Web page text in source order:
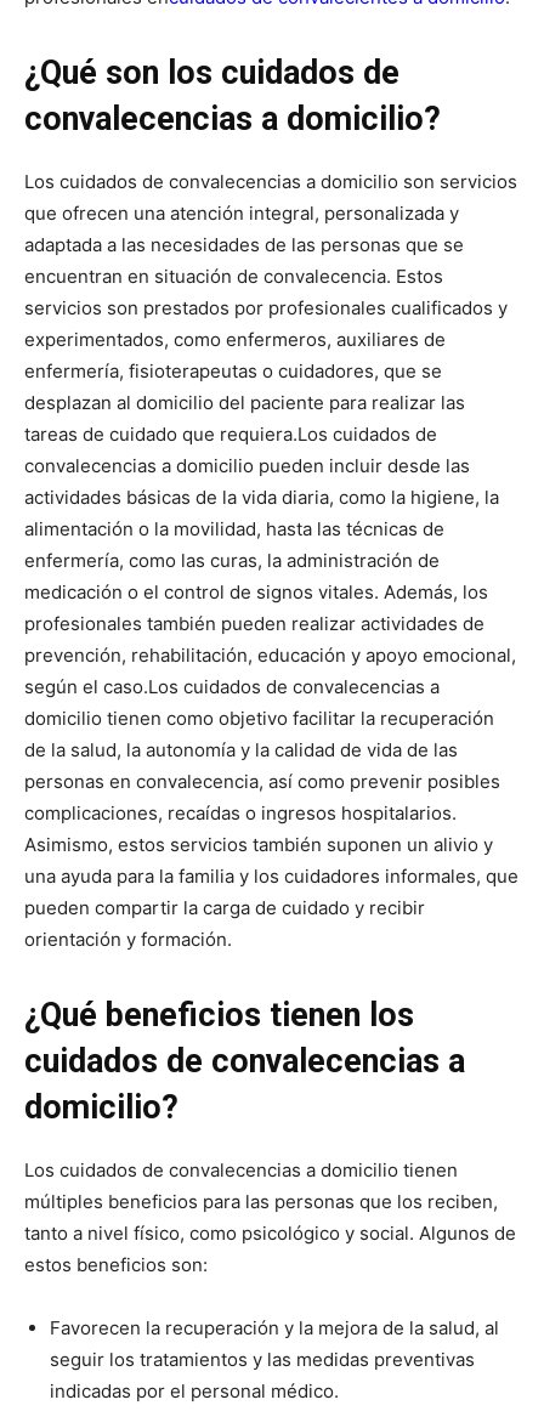
¿Qué son los cuidados de
convalecencias a domicilio?
Los cuidados de convalecencias a domicilio son servicios
que ofrecen una atención integral, personalizada y
adaptada a las necesidades de las personas que se
encuentran en situación de convalecencia. Estos
servicios son prestados por profesionales cualificados y
experimentados, como enfermeros, auxiliares de
enfermería, fisioterapeutas o cuidadores, que se
desplazan al domicilio del paciente para realizar las
tareas de cuidado que requiera.Los cuidados de
convalecencias a domicilio pueden incluir desde las
actividades básicas de la vida diaria, como la higiene, la
alimentación o la movilidad, hasta las técnicas de
enfermería, como las curas, la administración de
medicación o el control de signos vitales. Además, los
profesionales también pueden realizar actividades de
prevención, rehabilitación, educación y apoyo emocional,
según el caso.Los cuidados de convalecencias a
domicilio tienen como objetivo facilitar la recuperación
de la salud, la autonomía y la calidad de vida de las
personas en convalecencia, así como prevenir posibles
complicaciones, recaídas o ingresos hospitalarios.
Asimismo, estos servicios también suponen un alivio y
una ayuda para la familia y los cuidadores informales, que
pueden compartir la carga de cuidado y recibir
orientación y formación.
¿Qué beneficios tienen los
cuidados de convalecencias a
domicilio?
Los cuidados de convalecencias a domicilio tienen
múltiples beneficios para las personas que los reciben,
tanto a nivel físico, como psicológico y social. Algunos de
estos beneficios son:
Favorecen la recuperación y la mejora de la salud, al
seguir los tratamientos y las medidas preventivas
indicadas por el personal médico.